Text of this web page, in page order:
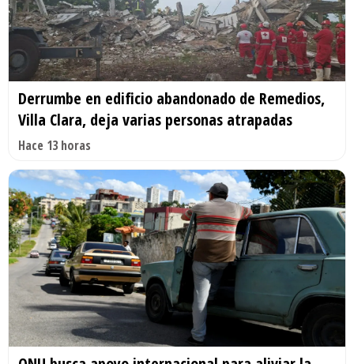
Derrumbe en edificio abandonado de Remedios,
Villa Clara, deja varias personas atrapadas
Hace 13 horas